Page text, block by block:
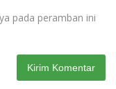
pada peramban ini